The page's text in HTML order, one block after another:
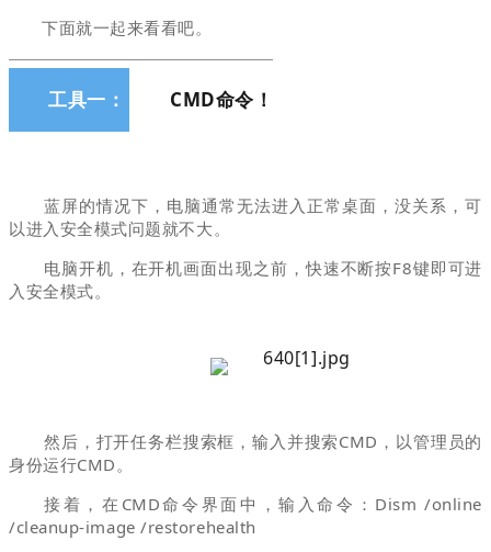
下面就一起来看看吧。
工具一： CMD命令！
蓝屏的情况下，电脑通常无法进入正常桌面，没关系，可
以进入安全模式问题就不大。
电脑开机，在开机画面出现之前，快速不断按F8键即可进
入安全模式。
然后，打开任务栏搜索框，输入并搜索CMD，以管理员的
身份运行CMD。
接着，在CMD命令界面中，输入命令：Dism /online
/cleanup-image /restorehealth